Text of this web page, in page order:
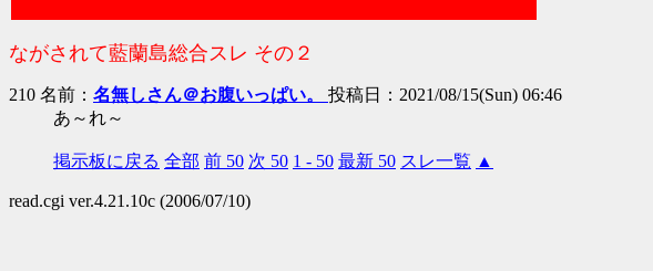
ながされて藍蘭島総合スレ その２
210 名前： 名無しさん＠お腹いっぱい。 投稿日：2021/08/15(Sun) 06:46
あ～れ～
掲示板に戻る 全部 前 50 次 50 1 - 50 最新 50 スレ一覧 ▲
read.cgi ver.4.21.10c (2006/07/10)